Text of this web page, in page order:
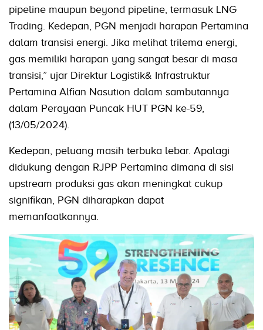
pipeline maupun beyond pipeline, termasuk LNG
Trading. Kedepan, PGN menjadi harapan Pertamina
dalam transisi energi. Jika melihat trilema energi,
gas memiliki harapan yang sangat besar di masa
transisi,” ujar Direktur Logistik& Infrastruktur
Pertamina Alfian Nasution dalam sambutannya
dalam Perayaan Puncak HUT PGN ke-59,
(13/05/2024).
Kedepan, peluang masih terbuka lebar. Apalagi
didukung dengan RJPP Pertamina dimana di sisi
upstream produksi gas akan meningkat cukup
signifikan, PGN diharapkan dapat
memanfaatkannya.